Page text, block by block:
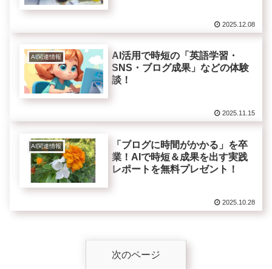
2025.12.08
AI関連情報
AI活用で時短の「英語学習・
SNS・ブログ成果」などの体験
談！
2025.11.15
AI関連情報
「ブログに時間がかかる」を卒
業！AIで時短＆成果を出す実践
レポートを無料プレゼント！
2025.10.28
次のページ